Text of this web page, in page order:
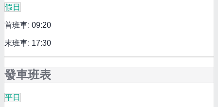
假日
首班車: 09:20
末班車: 17:30
發車班表
平日